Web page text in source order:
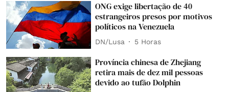
ONG exige libertação de 40
estrangeiros presos por motivos
políticos na Venezuela
DN/Lusa 5 Horas
Província chinesa de Zhejiang
retira mais de dez mil pessoas
devido ao tufão Dolphin